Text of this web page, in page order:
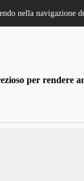
per rendere
nella navigazione